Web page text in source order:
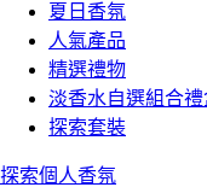
夏日香氛
人氣產品
精選禮物
淡香水自選組合禮
探索套裝
探索個人香氛